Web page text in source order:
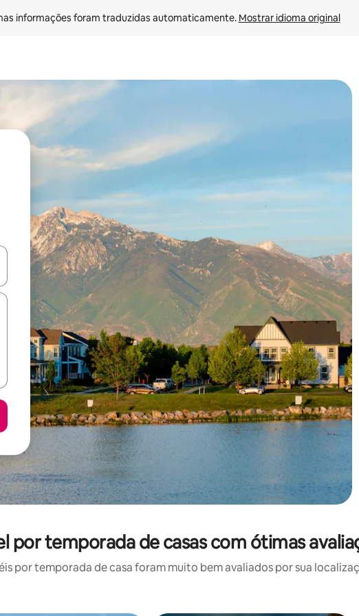
informações foram traduzidas automaticamente. Mostrar idioma original
os usando as seta para cima e para baixo do teclado ou tocando e deslizando
por temporada de casas com ótimas
por temporada de casa foram muito bem avaliados por sua